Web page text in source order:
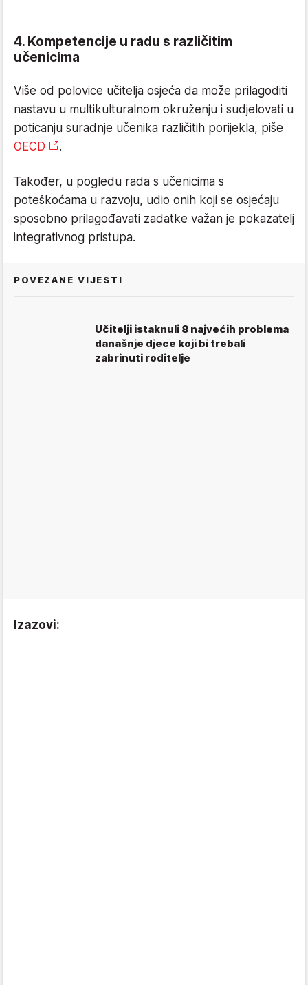
4. Kompetencije u radu s različitim
učenicima
Više od polovice učitelja osjeća da može prilagoditi
nastavu u multikulturalnom okruženju i sudjelovati u
poticanju suradnje učenika različitih porijekla, piše
OECD
.
Također, u pogledu rada s učenicima s
poteškoćama u razvoju, udio onih koji se osjećaju
sposobno prilagođavati zadatke važan je pokazatelj
integrativnog pristupa.
POVEZANE VIJESTI
Učitelji istaknuli 8 najvećih problema
današnje djece koji bi trebali
zabrinuti roditelje
Izazovi: